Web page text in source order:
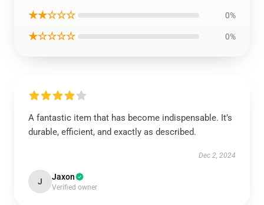
★★☆☆☆ 0%
★☆☆☆☆ 0%
A fantastic item that has become indispensable. It’s
durable, efficient, and exactly as described.
Dec 2, 2024
J Jaxon
Verified owner